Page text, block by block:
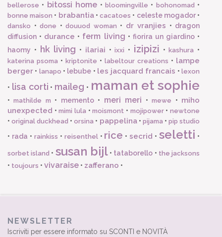
bellerose • bitossi home • bloomingville • bohonomad •
bonne maison • brabantia•cacatoes • celeste mogador•
dansko • done • douuod woman • dr vranjies • dragon
diffusion • durance • ferm living • fiorira un giardino•
haomy • hk living • ilariai •ixxi • izipizi •kashura •
katerina psoma • kriptonite • labeltour creations • lampe
berger • lanapo • lebube • les jacquard francais •lexon
• lisa corti • maileg • maman et sophie
•mathilde m • memento• meri meri •mewe • miho
unexpected •mimi lula •moismont • mojipower•newtone
•original duckhead •orsina • pappelina• pijama • pip studio
• rada • rainkiss • reisenthel• rice •secrid •seletti •
sorbet island • susan bijl• tataborello • the jacksons
• toujours • vivaraise • zafferano •
NEWSLETTER
Iscriviti per essere informato su SCONTI e NOVITÀ